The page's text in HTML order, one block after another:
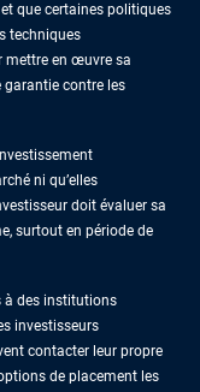
que certaines politiques
techniques
mettre en œuvre sa
contre les
ni qu’elles
doit évaluer sa
surtout en période de
à des institutions
investisseurs
contacter leur propre
de placement les